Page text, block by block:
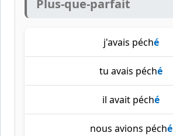
Plus-que-parfait
j'avais péché
tu avais péché
il avait péché
nous avions péché